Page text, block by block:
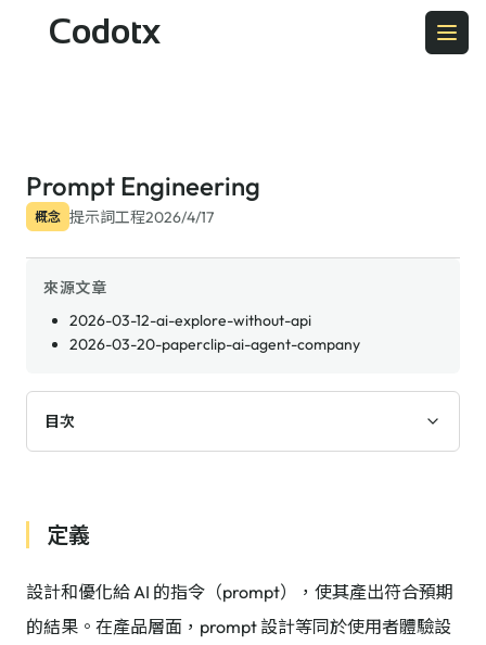
Codotx
Prompt Engineering
概念 提示詞工程2026/4/17
來源文章
2026-03-12-ai-explore-without-api
2026-03-20-paperclip-ai-agent-company
目次
定義
設計和優化給 AI 的指令（prompt），使其產出符合預期
的結果。在產品層面，prompt 設計等同於使用者體驗設